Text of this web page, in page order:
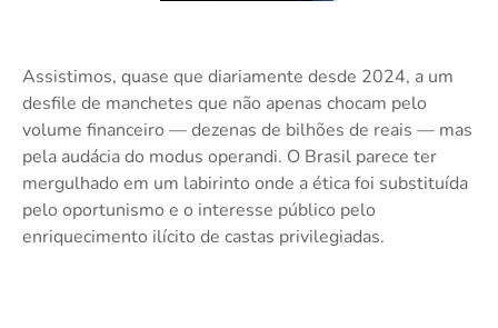
Assistimos, quase que diariamente desde 2024, a um
desfile de manchetes que não apenas chocam pelo
volume financeiro — dezenas de bilhões de reais — mas
pela audácia do modus operandi. O Brasil parece ter
mergulhado em um labirinto onde a ética foi substituída
pelo oportunismo e o interesse público pelo
enriquecimento ilícito de castas privilegiadas.